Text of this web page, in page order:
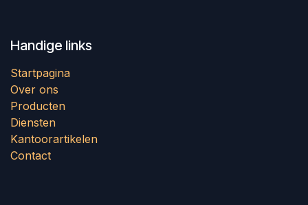
Handige links
Startpagina
Over ons
Producten
Diensten
Kantoorartikelen
Contact